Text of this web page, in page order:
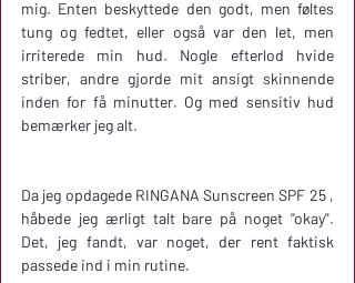
mig. Enten beskyttede den godt, men føltes
tung og fedtet, eller også var den let, men
irriterede min hud. Nogle efterlod hvide
striber, andre gjorde mit ansigt skinnende
inden for få minutter. Og med sensitiv hud
bemærker jeg alt.
Da jeg opdagede RINGANA Sunscreen SPF 25 ,
håbede jeg ærligt talt bare på noget "okay".
Det, jeg fandt, var noget, der rent faktisk
passede ind i min rutine.